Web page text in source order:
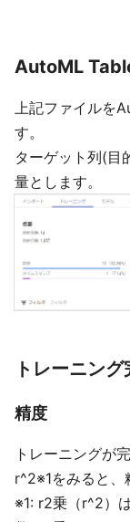
AutoML
上記ファイルを
す。
ターゲット列(目
量とします。
トレーニン
精度
トレーニングが
r^2※1をみると、
※1: r2乗（r^2）